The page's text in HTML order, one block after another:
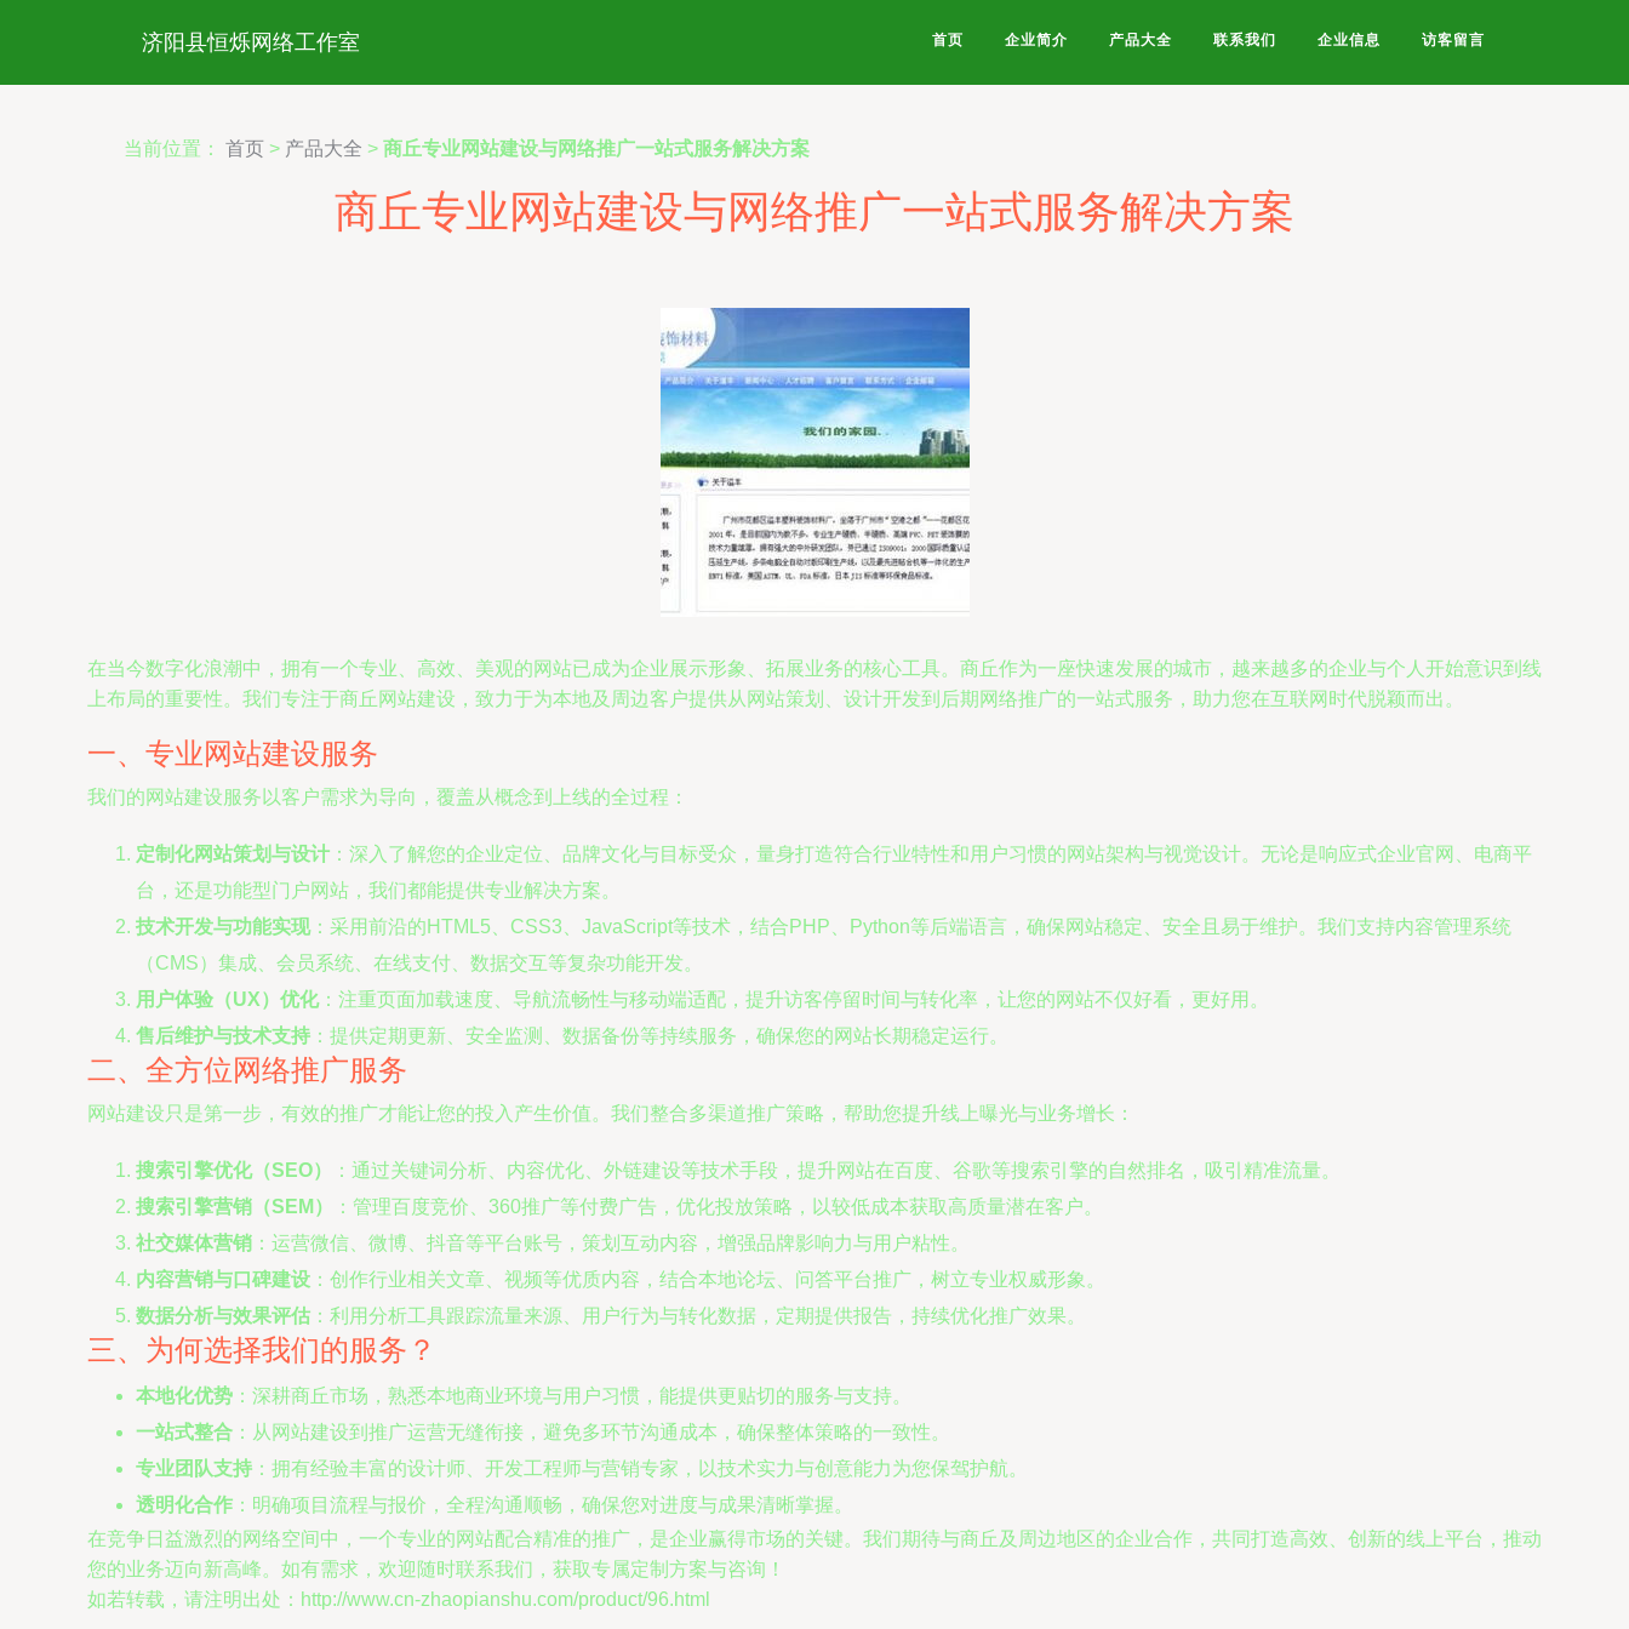
济阳县恒烁网络工作室 首页 企业简介 产品大全 联系我们 企业信息 访客留言
当前位置： 首页 > 产品大全 > 商丘专业网站建设与网络推广一站式服务解决方案
商丘专业网站建设与网络推广一站式服务解决方案
在当今数字化浪潮中，拥有一个专业、高效、美观的网站已成为企业展示形象、拓展业务的核心工具。商丘作为一座快速发展的城市，越来越多的企业与个人开始意识到线
上布局的重要性。我们专注于商丘网站建设，致力于为本地及周边客户提供从网站策划、设计开发到后期网络推广的一站式服务，助力您在互联网时代脱颖而出。
一、专业网站建设服务
我们的网站建设服务以客户需求为导向，覆盖从概念到上线的全过程：
定制化网站策划与设计 ：深入了解您的企业定位、品牌文化与目标受众，量身打造符合行业特性和用户习惯的网站架构与视觉设计。无论是响应式企业官网、电商平
台，还是功能型门户网站，我们都能提供专业解决方案。
技术开发与功能实现：采用前沿的HTML5、CSS3、JavaScript等技术，结合PHP、Python等后端语言，确保网站稳定、安全且易于维护。我们支持内容管理系统
（CMS）集成、会员系统、在线支付、数据交互等复杂功能开发。
用户体验（UX）优化：注重页面加载速度、导航流畅性与移动端适配，提升访客停留时间与转化率，让您的网站不仅好看，更好用。
售后维护与技术支持 ：提供定期更新、安全监测、数据备份等持续服务，确保您的网站长期稳定运行。
二、全方位网络推广服务
网站建设只是第一步，有效的推广才能让您的投入产生价值。我们整合多渠道推广策略，帮助您提升线上曝光与业务增长：
搜索引擎优化（SEO）
：通过关键词分析、内容优化、外链建设等技术手段，提升网站在百度、谷歌等搜索引擎的自然排名，吸引精准流量。
搜索引擎营销（SEM）
：管理百度竞价、360推广等付费广告，优化投放策略，以较低成本获取高质量潜在客户。
社交媒体营销 ：运营微信、微博、抖音等平台账号，策划互动内容，增强品牌影响力与用户粘性。
内容营销与口碑建设 ：创作行业相关文章、视频等优质内容，结合本地论坛、问答平台推广，树立专业权威形象。
数据分析与效果评估 ：利用分析工具跟踪流量来源、用户行为与转化数据，定期提供报告，持续优化推广效果。
三、为何选择我们的服务？
本地化优势 ：深耕商丘市场，熟悉本地商业环境与用户习惯，能提供更贴切的服务与支持。
一站式整合 ：从网站建设到推广运营无缝衔接，避免多环节沟通成本，确保整体策略的一致性。
专业团队支持 ：拥有经验丰富的设计师、开发工程师与营销专家，以技术实力与创意能力为您保驾护航。
透明化合作 ：明确项目流程与报价，全程沟通顺畅，确保您对进度与成果清晰掌握。
在竞争日益激烈的网络空间中，一个专业的网站配合精准的推广，是企业赢得市场的关键。我们期待与商丘及周边地区的企业合作，共同打造高效、创新的线上平台，推动
您的业务迈向新高峰。如有需求，欢迎随时联系我们，获取专属定制方案与咨询！
如若转载，请注明出处：http://www.cn-zhaopianshu.com/product/96.html